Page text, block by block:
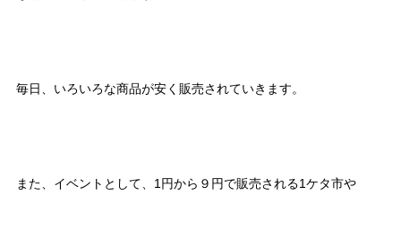
毎日、いろいろな商品が安く販売されていきます。
また、イベントとして、1円から９円で販売される1ケタ市や